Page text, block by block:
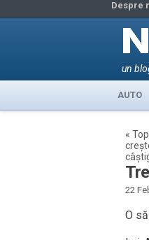
Despre
un
AUTO
«
22
O